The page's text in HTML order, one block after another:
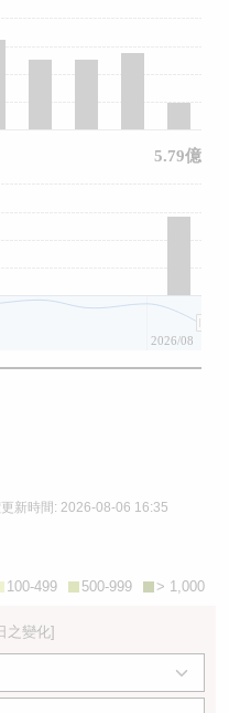
2026/08
5.79億
新時間: 2026-08-06 16:35
> 1,000
500-999
100-499
之變化]